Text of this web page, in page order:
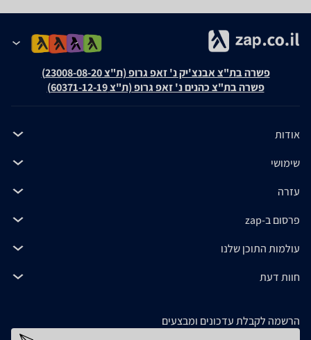
פשרה בת"צ אבנצ'יק נ' זאפ גרופ (ת"צ 23008-08-20)
פשרה בת"צ כהנים נ' זאפ גרופ (ת"צ 60371-12-19)
אודות
שימושי
עזרה
פרסום ב-zap
עולמות התוכן שלנו
חוות דעת
הרשמה לקבלת עדכונים ומבצעים